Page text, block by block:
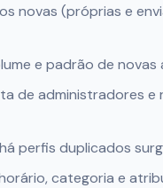
novas (próprias e
e padrão de novas
de administradores e
perfis duplicados
categoria e